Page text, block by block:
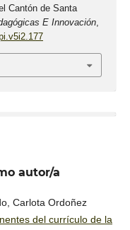
Cantón de Santa
E Innovación,
autor/a
Carlota Ordoñez
del currículo de la